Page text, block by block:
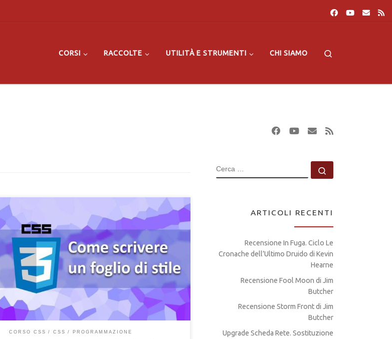
CORSI RACCOLTE UTILITÀ E STRUMENTI CHI SIAMO
Come scrivere correttamente i codici in un documento CSS
per impostare lo stile del tuo sito e degli elementi HTML.
Segui il corso CSS e rendi i tuoi siti web splendidi.
CORSO CSS CSS PROGRAMMAZIONE
CERCA
ARTICOLI RECENTI
Recensione In Fuga. Ciclo Le
Cronache dell’Ultimo Druido di Kevin
Hearne
Recensione Fool Moon di Jim
Butcher
Recensione Storm Front di Jim
Butcher
Upgrade Scheda Rete. Sostituzione